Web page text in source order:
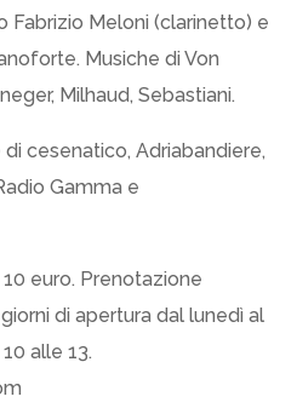
Fabrizio Meloni (clarinetto) e
Musiche di Von
Milhaud, Sebastiani.
cesenatico, Adriabandiere,
Gamma e
euro. Prenotazione
di apertura dal lunedì al
alle 13.